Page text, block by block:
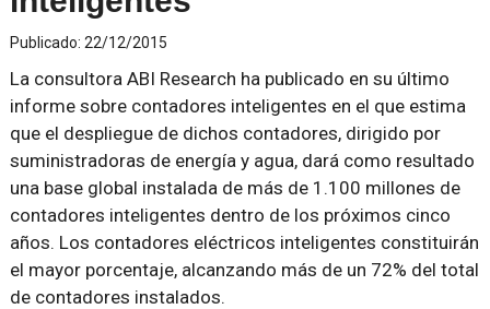
Publicado: 22/12/2015
La consultora ABI Research ha publicado en su último
informe sobre contadores inteligentes en el que estima
que el despliegue de dichos contadores, dirigido por
suministradoras de energía y agua, dará como resultado
una base global instalada de más de 1.100 millones de
contadores inteligentes dentro de los próximos cinco
años. Los contadores eléctricos inteligentes constituirán
el mayor porcentaje, alcanzando más de un 72% del total
de contadores instalados.